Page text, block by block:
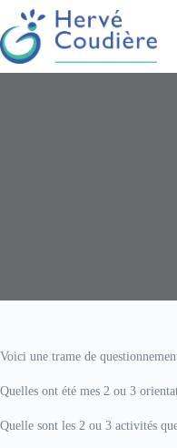
Voici une trame de
Quelles ont été mes 2 ou 3
Quelle sont les 2 ou 3 activités